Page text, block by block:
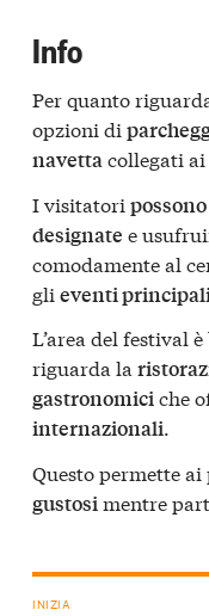
Info
Per quanto
opzioni di
navettacollegati
I visitatori
designate e
comodamente al
gli eventi principali
L’area del festival
riguarda la
gastronomiciche
internazionali.
Questo permette
gustosimentre
INIZIA